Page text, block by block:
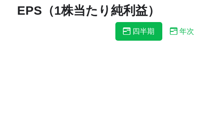
EPS（1株当たり純利益）
四半期 年次